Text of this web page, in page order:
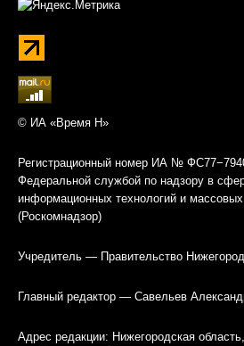
© ИА «Время Н»
Регистрационный номер ИА №
Федеральной службой по надзору в
информационных технологий и
(Роскомнадзор)
Учредитель — Правительство
Главный редактор — Савельев
Адрес редакции: Нижегородская